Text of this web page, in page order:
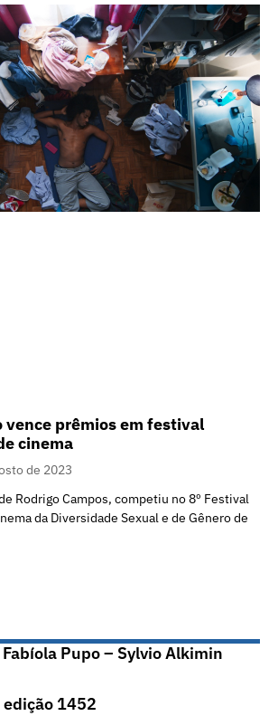
vence prêmios em festival
cinema
de 2023
de Rodrigo Campos, competiu no 8º Festival
da Diversidade Sexual e de Gênero de
Pupo – Sylvio Alkimin
edição 1452